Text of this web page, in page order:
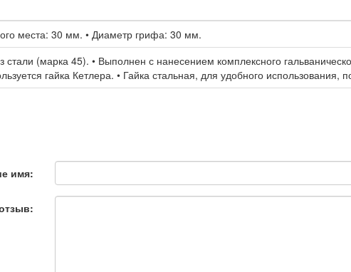
места: 30 мм. • Диаметр грифа: 30 мм.
стали (марка 45). • Выполнен с нанесением комплексного
гайка Кетлера. • Гайка стальная, для удобного использования,
имя: